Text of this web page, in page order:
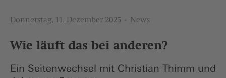
Donnerstag, 11. Dezember 2025 News
Wie läuft das bei anderen?
Ein Seitenwechsel mit Christian Thimm und